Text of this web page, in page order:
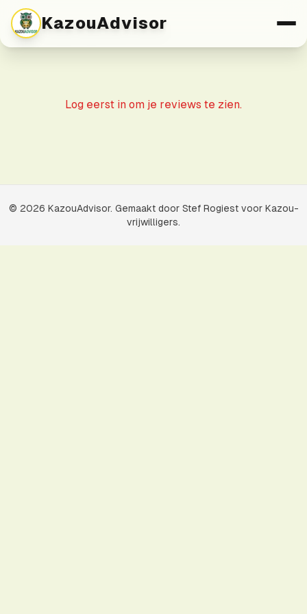
KazouAdvisor
Log eerst in om je reviews te zien.
© 2026 KazouAdvisor. Gemaakt door Stef Rogiest voor Kazou-
vrijwilligers.